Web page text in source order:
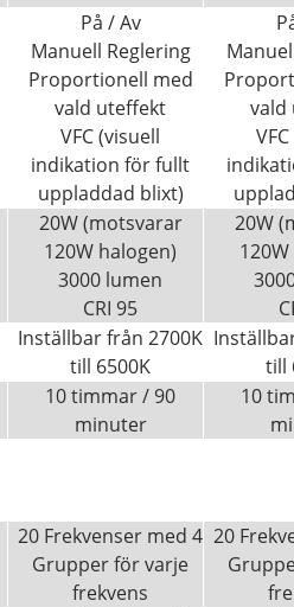
På / Av
Manuell Reglering
Proportionell med
vald uteffekt
VFC (visuell
indikation för fullt
uppladdad blixt)
vald
20W (motsvarar
120W halogen)
3000 lumen
CRI 95
20W
Inställbar från 2700K
till 6500K
till
10 timmar / 90
minuter
10
20 Frekvenser med 4
Grupper för varje
frekvens
20